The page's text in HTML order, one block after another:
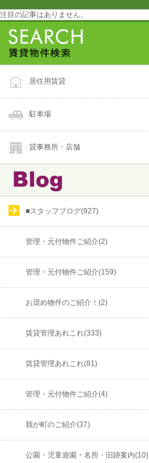
注目の記事はありません。
居住用賃貸
駐車場
貸事務所・店舗
■スタッフブログ(927)
管理・元付物件ご紹介(2)
管理・元付物件ご紹介(159)
お奨め物件のご紹介！(2)
賃貸管理あれこれ(333)
賃貸管理あれこれ(81)
管理・元付物件ご紹介(4)
我が町のご紹介(37)
公園・児童遊園・名所・旧跡案内(10)